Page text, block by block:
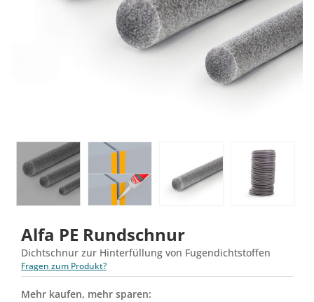
Alfa PE Rundschnur
Dichtschnur zur Hinterfüllung von Fugendichtstoffen
Fragen zum Produkt?
Mehr kaufen, mehr sparen: